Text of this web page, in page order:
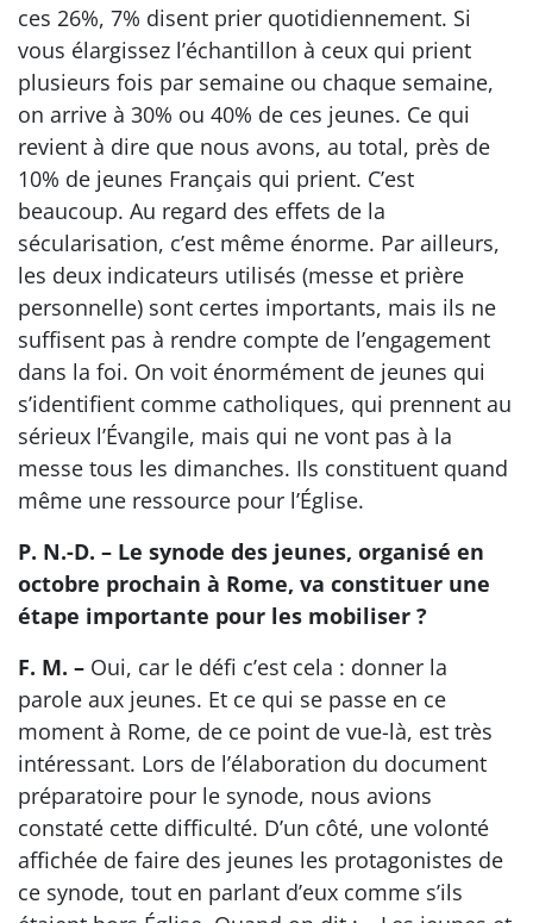
ces 26%, 7% disent prier quotidiennement. Si
vous élargissez l’échantillon à ceux qui prient
plusieurs fois par semaine ou chaque semaine,
on arrive à 30% ou 40% de ces jeunes. Ce qui
revient à dire que nous avons, au total, près de
10% de jeunes Français qui prient. C’est
beaucoup. Au regard des effets de la
sécularisation, c’est même énorme. Par ailleurs,
les deux indicateurs utilisés (messe et prière
personnelle) sont certes importants, mais ils ne
suffisent pas à rendre compte de l’engagement
dans la foi. On voit énormément de jeunes qui
s’identifient comme catholiques, qui prennent au
sérieux l’Évangile, mais qui ne vont pas à la
messe tous les dimanches. Ils constituent quand
même une ressource pour l’Église.
P. N.-D. – Le synode des jeunes, organisé en
octobre prochain à Rome, va constituer une
étape importante pour les mobiliser ?
F. M. – Oui, car le défi c’est cela : donner la
parole aux jeunes. Et ce qui se passe en ce
moment à Rome, de ce point de vue-là, est très
intéressant. Lors de l’élaboration du document
préparatoire pour le synode, nous avions
constaté cette difficulté. D’un côté, une volonté
affichée de faire des jeunes les protagonistes de
ce synode, tout en parlant d’eux comme s’ils